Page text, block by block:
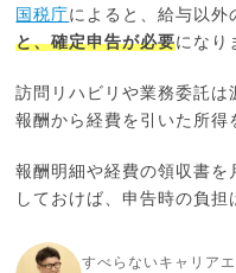
国税庁 によると、給与以外
と、確定申告が必要になり
訪問リハビリや業務委託は
報酬から経費を引いた所得
報酬明細や経費の領収書を
しておけば、申告時の負担
すべらないキャリア